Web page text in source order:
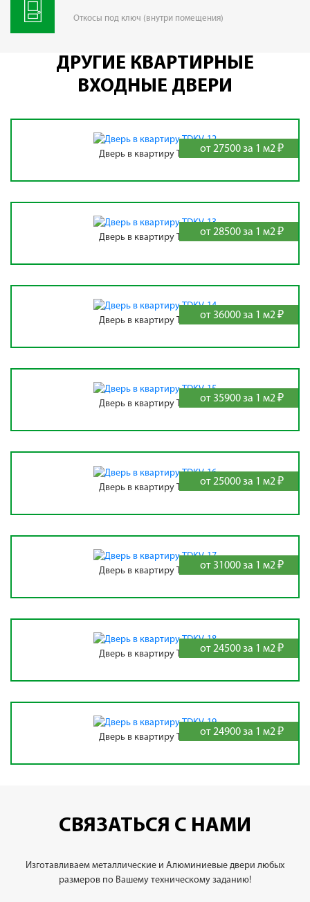
Откосы под ключ (внутри помещения)
ДРУГИЕ КВАРТИРНЫЕ
ВХОДНЫЕ ДВЕРИ
от 27500 за 1 м2 ₽
Дверь в квартиру TDKV-12
от 28500 за 1 м2 ₽
Дверь в квартиру TDKV-13
от 36000 за 1 м2 ₽
Дверь в квартиру TDKV-14
от 35900 за 1 м2 ₽
Дверь в квартиру TDKV-15
от 25000 за 1 м2 ₽
Дверь в квартиру TDKV-16
от 31000 за 1 м2 ₽
Дверь в квартиру TDKV-17
от 24500 за 1 м2 ₽
Дверь в квартиру TDKV-18
от 24900 за 1 м2 ₽
Дверь в квартиру TDKV-19
СВЯЗАТЬСЯ С НАМИ
Изготавливаем металлические и Алюминиевые двери любых
размеров по Вашему техническому заданию!